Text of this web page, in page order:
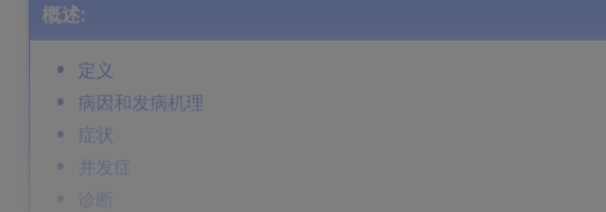
概述:
定义
病因和发病机理
症状
并发症
诊断